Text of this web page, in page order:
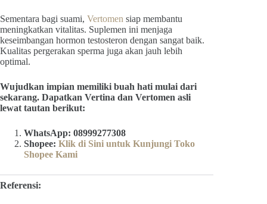
Sementara bagi suami, Vertomen siap membantu
meningkatkan vitalitas. Suplemen ini menjaga
keseimbangan hormon testosteron dengan sangat baik.
Kualitas pergerakan sperma juga akan jauh lebih
optimal.
Wujudkan impian memiliki buah hati mulai dari
sekarang. Dapatkan Vertina dan Vertomen asli
lewat tautan berikut:
WhatsApp: 08999277308
Shopee: Klik di Sini untuk Kunjungi Toko
Shopee Kami
Referensi: